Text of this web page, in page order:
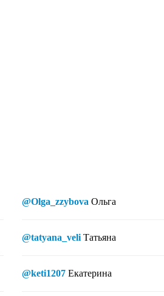
@Olga_zzybova Ольга
@tatyana_veli Татьяна
@keti1207 Екатерина